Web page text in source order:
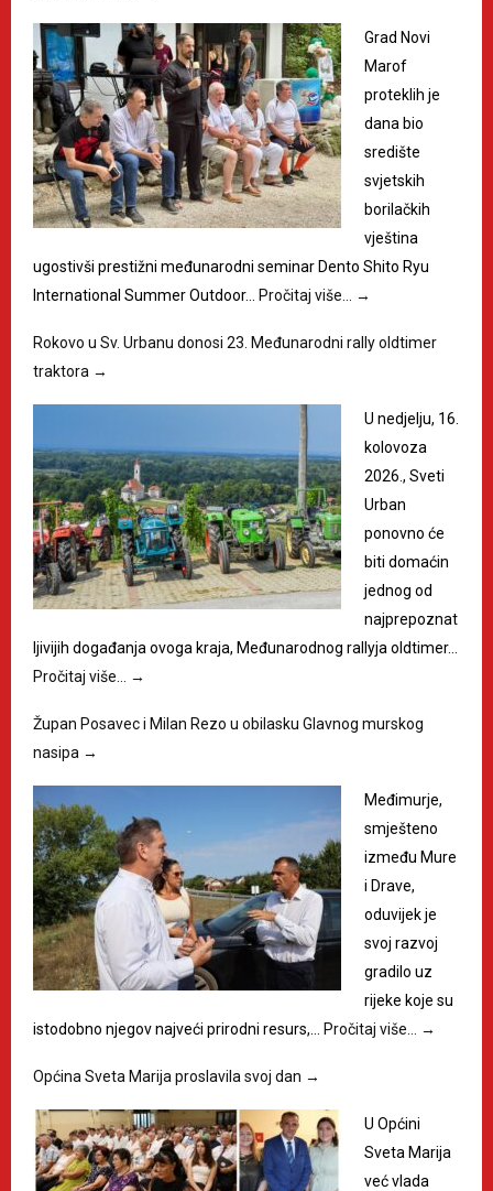
Grad Novi
Marof
proteklih je
dana bio
središte
svjetskih
borilačkih
vještina
ugostivši prestižni međunarodni seminar Dento Shito Ryu
International Summer Outdoor…
Pročitaj više… →
Rokovo u Sv. Urbanu donosi 23. Međunarodni rally oldtimer
traktora →
U nedjelju, 16.
kolovoza
2026., Sveti
Urban
ponovno će
biti domaćin
jednog od
najprepoznat
ljivijih događanja ovoga kraja, Međunarodnog rallyja oldtimer…
Pročitaj više…
→
Župan Posavec i Milan Rezo u obilasku Glavnog murskog
nasipa →
Međimurje,
smješteno
između Mure
i Drave,
oduvijek je
svoj razvoj
gradilo uz
rijeke koje su
istodobno njegov najveći prirodni resurs,…
Pročitaj više… →
Općina Sveta Marija proslavila svoj dan →
U Općini
Sveta Marija
već vlada